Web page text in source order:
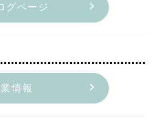
グページ
情報